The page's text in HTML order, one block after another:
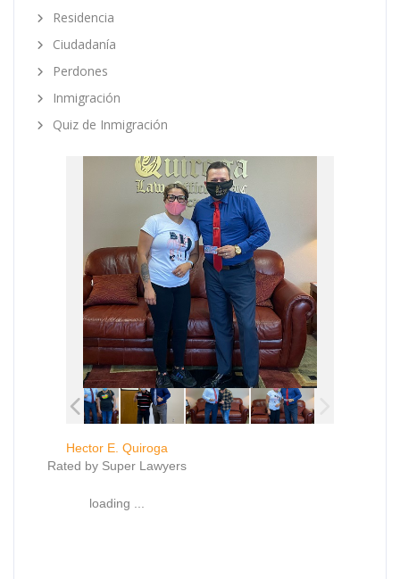
Residencia
Ciudadanía
Perdones
Inmigración
Quiz de Inmigración
Hector E. Quiroga
Rated by Super Lawyers
loading ...